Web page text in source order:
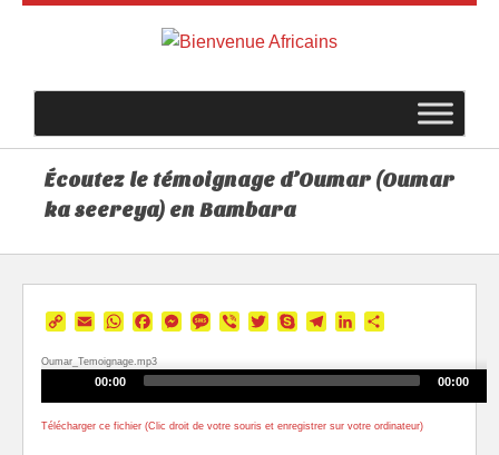
Écoutez le témoignage d’Oumar (Oumar
ka seereya) en Bambara
CopyEmailWhatsApp
Facebook
Messenger
Message
ViberTwitterSkypeTelegramLinkedIn
Oumar_Temoignage.mp3
00:00 00:00
Télécharger ce fichier (Clic droit de votre souris et enregistrer sur votre ordinateur)